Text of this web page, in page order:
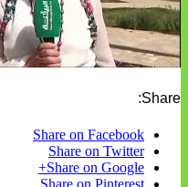
Share:
Share on Facebook
Share on Twitter
Share on Google+
Share on Pinterest